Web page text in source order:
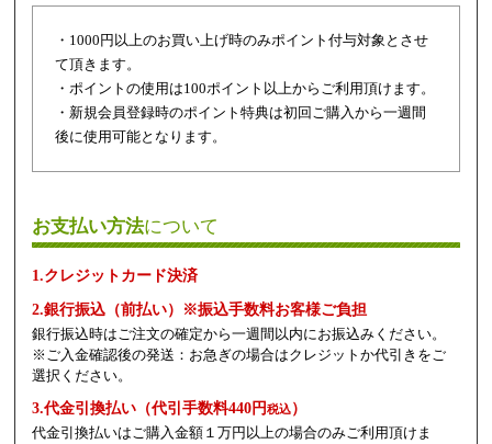
・1000円以上のお買い上げ時のみポイント付与対象とさせ
て頂きます。
・ポイントの使用は100ポイント以上からご利用頂けます。
・新規会員登録時のポイント特典は初回ご購入から一週間
後に使用可能となります。
お支払い方法について
1.クレジットカード決済
2.銀行振込（前払い）※振込手数料お客様ご負担
銀行振込時はご注文の確定から一週間以内にお振込みください。
※ご入金確認後の発送：お急ぎの場合はクレジットか代引きをご
選択ください。
3.代金引換払い（代引手数料440円税込）
代金引換払いはご購入金額１万円以上の場合のみご利用頂けま